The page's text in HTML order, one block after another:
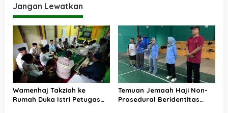
g
a
s
i
p
o
s
Jangan Lewatkan
Wamenhaj Takziah ke
Rumah Duka Istri Petugas
Temuan Jemaah Haji Non-
Prosedural Beridentitas